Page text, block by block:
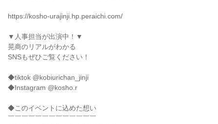
https://kosho-urajinji.hp.peraichi.com/
▼人事担当が出演中！▼
晃商のリアルがわかる
SNSもぜひご覧ください！
◆tiktok @kobiurichan_jinji
◆Instagram @kosho.r
◆このイベントに込めた想い
￣￣￣￣￣￣￣￣￣￣￣￣￣